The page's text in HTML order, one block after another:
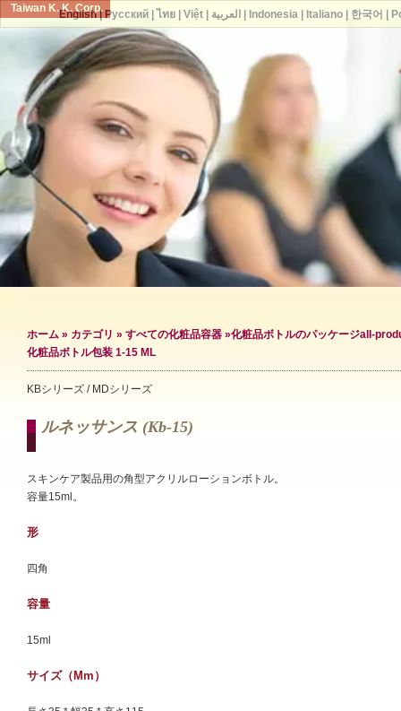
Taiwan K. K. Corp.
ホーム » カテゴリ » すべての化粧品容器 »化粧品ボトルのパッケージall-
化粧品ボトル包装 1-15 ML
KBシリーズ / MDシリーズ
ルネッサンス (kb-15)
スキンケア製品用の角型アクリルローションボトル。
容量15ml。
形
四角
容量
15ml
サイズ（mm）
English| Русский| ไทย| Việt| العربية Indonesia| Italiano| 한국어